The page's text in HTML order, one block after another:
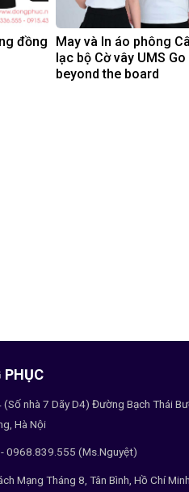
đồng
May và In áo phông
lạc bộ Cờ vây UMS Go
beyond the board
PHỤC
nhà 7 Dãy D4) Đường Bạch Thái
Hà Nội
0968.839.555 (Ms.Nguyệt)
Mạng Tháng 8, Tân Bình, Hồ Chí